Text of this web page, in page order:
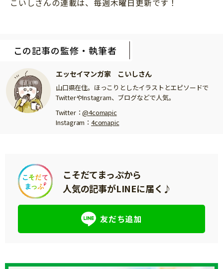
こいしさんの連載は、毎週木曜日更新です！
この記事の監修・執筆者
エッセイマンガ家 こいしさん
山口県在住。ほっこりとしたイラストとエピソードで
TwitterやInstagram、ブログなどで人気。
Twitter：@4comapic
Instagram： 4comapic
こそだてまっぷから
人気の記事がLINEに届く♪
友だち追加